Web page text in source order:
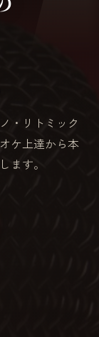
・リトミック
ケ上達から本
ます。